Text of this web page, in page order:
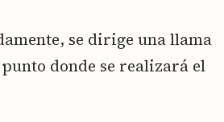
se dirige una llama
donde se realizará el